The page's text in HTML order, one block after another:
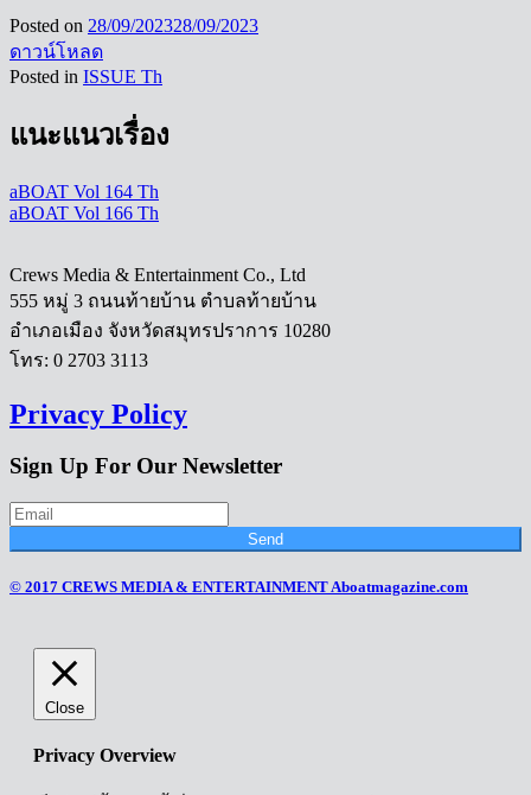
Posted on 28/09/202328/09/2023
ดาวน์โหลด
Posted in ISSUE Th
แนะแนวเรื่อง
aBOAT Vol 164 Th
aBOAT Vol 166 Th
Crews Media & Entertainment Co., Ltd
555 หมู่ 3 ถนนท้ายบ้าน ตำบลท้ายบ้าน
อำเภอเมือง จังหวัดสมุทรปราการ 10280
โทร: 0 2703 3113
Privacy Policy
Sign Up For Our Newsletter
Send
© 2017 CREWS MEDIA & ENTERTAINMENT Aboatmagazine.com
Close
Privacy Overview